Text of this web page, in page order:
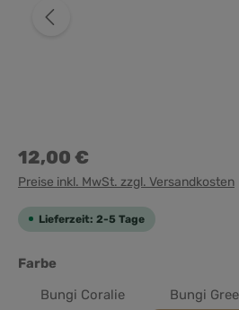
12,00 €
Preise inkl. MwSt. zzgl. Versandkosten
Lieferzeit: 2-5 Tage
Farbe
Bungi Coralie
Bungi